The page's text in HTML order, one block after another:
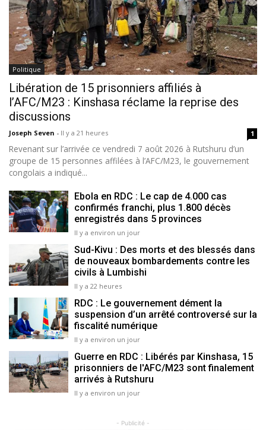
Politique
Libération de 15 prisonniers affiliés à
l’AFC/M23 : Kinshasa réclame la reprise des
discussions
Joseph Seven - Il y a 21 heures 1
Revenant sur l’arrivée ce vendredi 7 août 2026 à Rutshuru d’un
groupe de 15 personnes affilées à l’AFC/M23, le gouvernement
congolais a indiqué...
Ebola en RDC : Le cap de 4.000 cas
confirmés franchi, plus 1.800 décès
enregistrés dans 5 provinces
Il y a environ un jour
Sud-Kivu : Des morts et des blessés dans
de nouveaux bombardements contre les
civils à Lumbishi
Il y a 22 heures
RDC : Le gouvernement dément la
suspension d’un arrêté controversé sur la
fiscalité numérique
Il y a environ un jour
Guerre en RDC : Libérés par Kinshasa, 15
prisonniers de l'AFC/M23 sont finalement
arrivés à Rutshuru
Il y a environ un jour
- Publicité -